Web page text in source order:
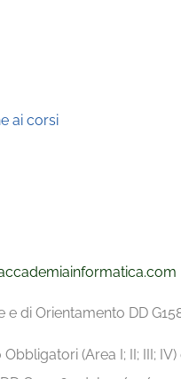
ai corsi
di Orientamento DD
(Area I; II; III; IV)